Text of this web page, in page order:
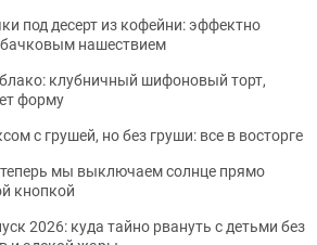
под десерт из кофейни: эффектно
нашествием
клубничный шифоновый торт,
форму
с грушей, но без груши: все в восторге
мы выключаем солнце прямо
кнопкой
2026: куда тайно рвануть с детьми без